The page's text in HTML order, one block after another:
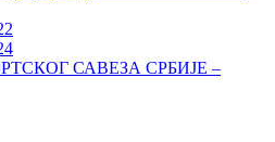
САВЕЗА СРБИЈЕ –